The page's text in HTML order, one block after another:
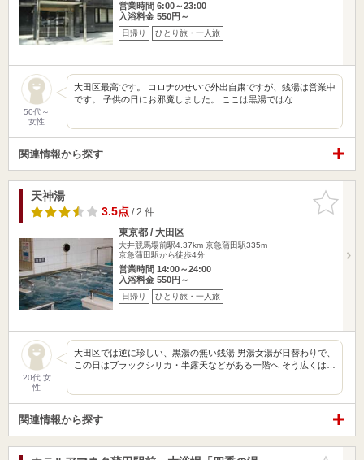
営業時間 6:00～23:00
入浴料金 550円～
日帰り ひとり旅・一人旅
50代～
女性
大田区最高です。 コロナのせいで外出自粛ですが、銭湯は営業中
です。 子供の日にお邪魔しました。 ここは黒湯ではな…
関連情報から探す
お気に入
りに追加
天神湯
3.5点/ 2 件
東京都 / 大田区
大井競馬場前駅4.37km 京急蒲田駅335m
京急蒲田駅から徒歩4分
営業時間 14:00～24:00
入浴料金 550円～
日帰り ひとり旅・一人旅
20代 女
性
大田区では逆に珍しい、黒湯の無い銭湯 男湯女湯が日替わりで、
この日はブラックシリカ・半露天などがある一階へ そう広くは…
関連情報から探す